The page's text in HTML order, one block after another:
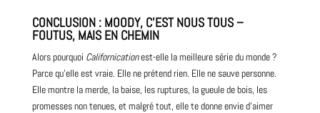
CONCLUSION : MOODY, C’EST NOUS TOUS –
FOUTUS, MAIS EN CHEMIN
Alors pourquoi Californicationest-elle la meilleure série du monde ?
Parce qu’elle est vraie. Elle ne prétend rien. Elle ne sauve personne.
Elle montre la merde, la baise, les ruptures, la gueule de bois, les
promesses non tenues, et malgré tout, elle te donne envie d’aimer